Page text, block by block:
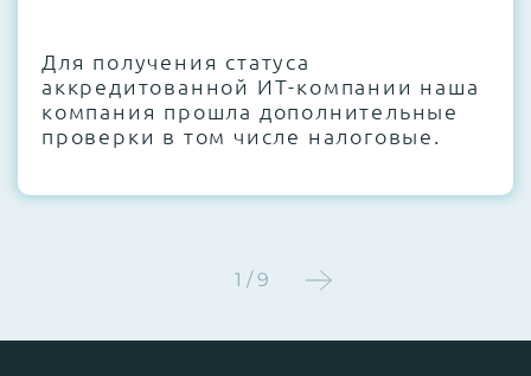
Этап 4:Стресс-тестирование под 100%
нагрузкой в течение 72 часов для
проверки стабильности всех подсистем
Для получения статуса
аккредитованной ИТ-компании наша
компания прошла дополнительные
проверки в том числе налоговые.
1 / 9